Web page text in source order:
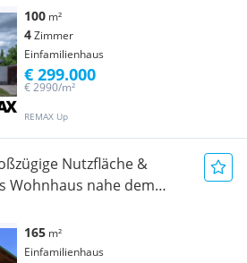
100 m²
4Zimmer
Einfamilienhaus
REMAX Up
€ 2990/m²
€ 299.000
Nutzfläche &
Wohnhaus nahe dem
165 m²
Einfamilienhaus